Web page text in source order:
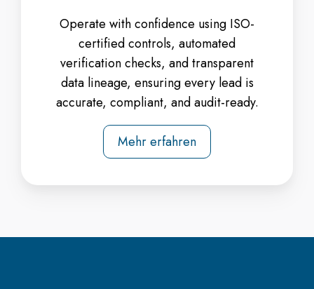
Operate with confidence using ISO-
certified controls, automated
verification checks, and transparent
data lineage, ensuring every lead is
accurate, compliant, and audit-ready.
Mehr erfahren